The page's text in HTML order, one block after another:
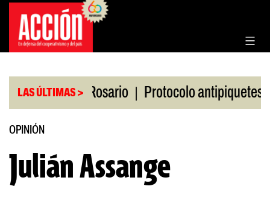
Saltar
contenido
LAS ÚLTIMAS >
la Bolsa de Rosario | Protocolo antipiquetes |
OPINIÓN
Julián Assange